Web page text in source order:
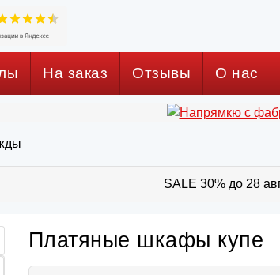
На заказ Отзывы О нас
SALE 30% до 28
Платяные шкафы купе